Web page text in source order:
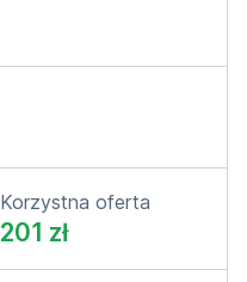
Korzystna oferta
201 zł